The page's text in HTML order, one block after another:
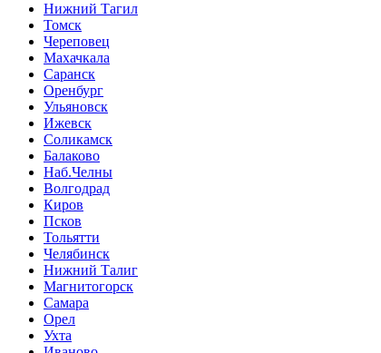
Нижний Тагил
Томск
Череповец
Махачкала
Саранск
Оренбург
Ульяновск
Ижевск
Соликамск
Балаково
Наб.Челны
Волгодрад
Киров
Псков
Тольятти
Челябинск
Нижний Талиг
Магнитогорск
Самара
Орел
Ухта